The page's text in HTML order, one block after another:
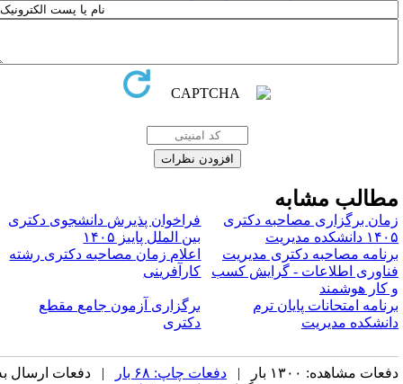
مشابه
برگزاری مصاحبه دکتری
دانشکده مدیریت
فراخوان پذیرش دانشجوی دکتری
بین الملل پاییز ۱۴۰۵
مصاحبه دکتری مدیریت
اطلاعات - گرایش کسب
کار هوشمند
اعلام زمان مصاحبه دکتری رشته
کارآفرینی
امتحانات پایان ترم
مدیریت
برگزاری آزمون جامع مقطع
دکتری
مشاهده: ۱۳۰۰ بار | دفعات چاپ: ۶۸ بار
| دفعات ارسال به